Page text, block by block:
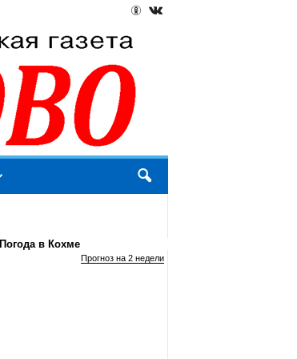
Погода в Кохме
Прогноз на 2 недели